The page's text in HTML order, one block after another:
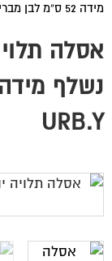
מידה 52 ס”מ לבן מבריק דגם URB.Y
אסלה
URB.Y